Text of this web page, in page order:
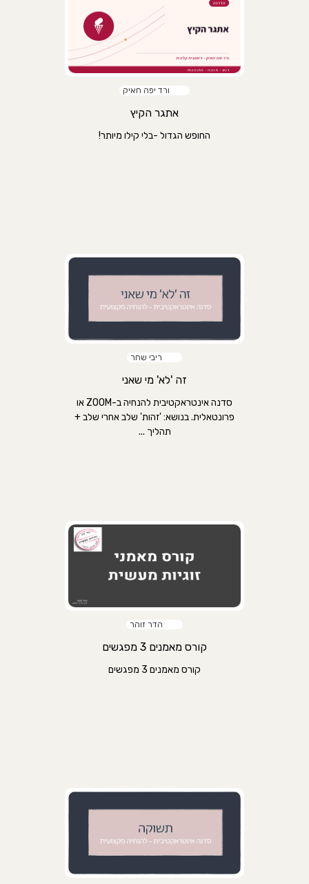
ורד יפה חאיק
אתגר הקיץ
החופש הגדול -בלי קילו מיותר!
ריבי שחר
זה 'לא' מי שאני
סדנה אינטראקטיבית להנחיה ב-ZOOM או
פרונטאלית. בנושא: 'זהות' שלב אחרי שלב +
תהליך ...
הדר זוהר
קורס מאמנים 3 מפגשים
קורס מאמנים 3 מפגשים